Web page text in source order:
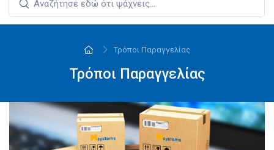
Τρόποι Παραγγελίας
Τρόποι Παραγγελίας